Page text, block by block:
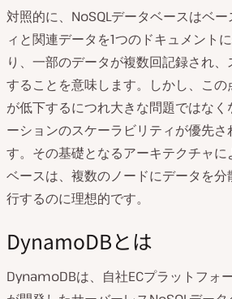
対照的に、NoSQLデータベースはベ
ィと関連データを1つのドキュメント
り、一部のデータが複数回記録され
することを意味します。しかし、この
が低下するにつれ大きな問題ではなく
ーションのスケーラビリティが優先さ
す。その基礎となるアーキテクチャに
ベースは、複数のノードにデータを
行するのに理想的です。
DynamoDBとは
DynamoDBは、自社ECプラットフォ